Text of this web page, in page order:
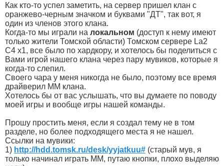
Как кто-то успел заметить, на сервер пришел клан с
оранжево-черным значком и буквами "ДТ", так вот, я
один из членов этого клана.
Когда-то мы играли на локальном (доступ к нему имеют
только жители Томской области) Томском сервере La2
C4 x1, все было по хардкору, и хотелось бы поделиться с
Вами игрой нашего клана через пару мувиков, которые я
когда-то слепил.
Своего чара у меня никогда не было, поэтому все время
драйверил ММ клана.
Хотелось бы от вас услышать, что вы думаете по поводу
моей игры и вообще игры нашей команды.
Прошу простить меня, если я создал тему не в том
разделе, но более подходящего места я не нашел.
Ссылки на мувики:
1) http://hdd.tomsk.ru/desk/yyjatkuu# (старый мув, я
только начинал играть ММ, путаю кнопки, плохо выделяю